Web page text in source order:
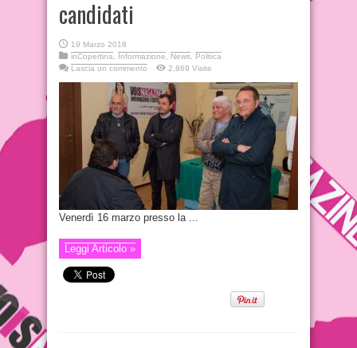
candidati
19 Marzo 2018
inCopertina
Informazione News
Politica
Lascia un commento
2,869 Visite
Venerdì 16 marzo presso la ...
Leggi Articolo »